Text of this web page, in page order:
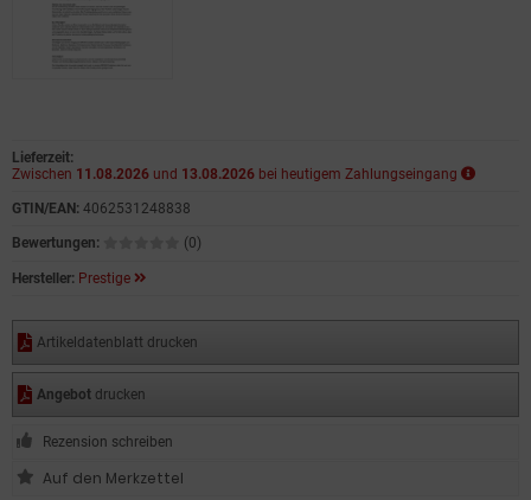
Lieferzeit:
Zwischen 11.08.2026 und 13.08.2026 bei heutigem Zahlungseingang
GTIN/EAN: 4062531248838
Bewertungen: (0)
Hersteller: Prestige
Artikeldatenblatt drucken
Angebot drucken
Rezension schreiben